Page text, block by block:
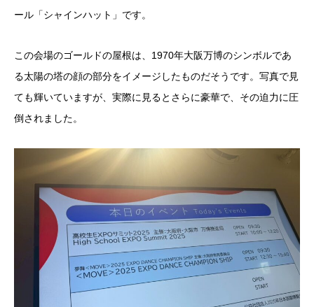
ール「シャインハット」です。
この会場のゴールドの屋根は、1970年大阪万博のシンボルであ
る太陽の塔の顔の部分をイメージしたものだそうです。写真で見
ても輝いていますが、実際に見るとさらに豪華で、その迫力に圧
倒されました。